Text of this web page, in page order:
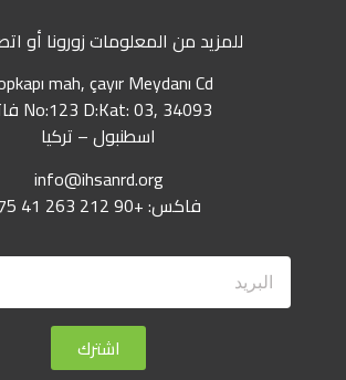
للمزيد من المعلومات زورونا أو
mah, çayır Meydanı Cd.
No:123 D:Kat: 03, 34093 فاتح
اسطنبول – تركيا
info@ihsanrd.org
فاكس: +90 212 263 41 75
اشترك